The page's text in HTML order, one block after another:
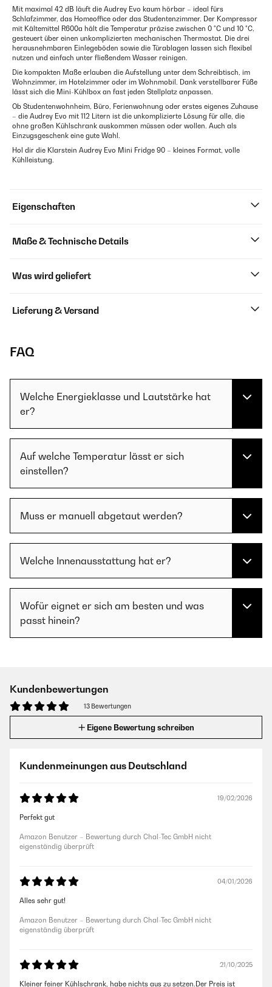
Mit maximal 42 dB läuft die Audrey Evo kaum hörbar – ideal fürs
Schlafzimmer, das Homeoffice oder das Studentenzimmer. Der Kompressor
mit Kältemittel R600a hält die Temperatur präzise zwischen 0 °C und 10 °C,
gesteuert über einen unkomplizierten mechanischen Thermostat. Die drei
herausnehmbaren Einlegeböden sowie die Türablagen lassen sich flexibel
nutzen und einfach unter fließendem Wasser reinigen.
Die kompakten Maße erlauben die Aufstellung unter dem Schreibtisch, im
Wohnzimmer, im Hotelzimmer oder im Wohnmobil. Dank verstellbarer Füße
lässt sich die Mini-Kühlbox an fast jeden Stellplatz anpassen.
Ob Studentenwohnheim, Büro, Ferienwohnung oder erstes eigenes Zuhause
– die Audrey Evo mit 112 Litern ist die unkomplizierte Lösung für alle, die
ohne großen Kühlschrank auskommen müssen oder wollen. Auch als
Einzugsgeschenk eine gute Wahl.
Hol dir die Klarstein Audrey Evo Mini Fridge 90 – kleines Format, volle
Kühlleistung.
Eigenschaften
Maße & Technische Details
Was wird geliefert
Lieferung & Versand
FAQ
Welche Energieklasse und Lautstärke hat
er?
Auf welche Temperatur lässt er sich
einstellen?
Muss er manuell abgetaut werden?
Welche Innenausstattung hat er?
Wofür eignet er sich am besten und was
passt hinein?
Kundenbewertungen
13 Bewertungen
Eigene Bewertung schreiben
Kundenmeinungen aus Deutschland
19/02/2026
Perfekt gut
Amazon Benutzer – Bewertung durch Chal-Tec GmbH nicht
eigenständig überprüft
04/01/2026
Alles sehr gut!
Amazon Benutzer – Bewertung durch Chal-Tec GmbH nicht
eigenständig überprüft
21/10/2025
Kleiner feiner Kühlschrank, habe nichts aus zu setzen.Der Preis ist